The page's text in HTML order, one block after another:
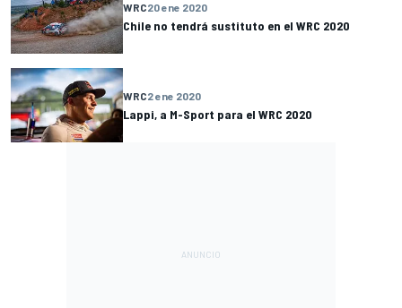
WRC20 ene 2020
Chile no tendrá sustituto en el WRC 2020
WRC2 ene 2020
Lappi, a M-Sport para el WRC 2020